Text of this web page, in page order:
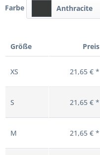
Farbe Anthracite
Größe Preis
XS 21,65 € *
S 21,65 € *
M 21,65 € *